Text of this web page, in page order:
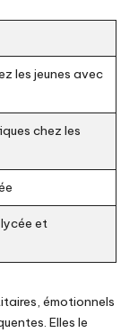
les jeunes avec
chez les
et
émotionnels
Elles le